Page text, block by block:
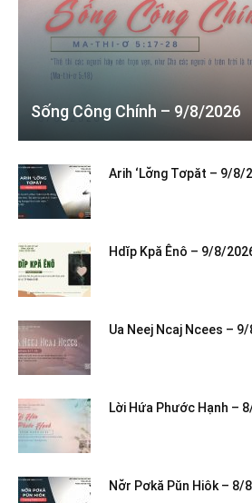
Sống Công Chính – 9/8/2026
Arih ‘Lơ̆ng Tơpăt – 9/8/
Hdĭp Kpă Ênô – 9/8/
Ua Neej Ncaj Ncees –
Lời Hứa Phước Hạnh –
Nơ̆r Pơkă Pŭn Hiôk – 8/